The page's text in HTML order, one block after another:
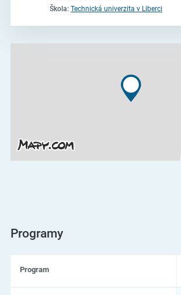
Škola: Technická univerzita v Liberci
Programy
Program